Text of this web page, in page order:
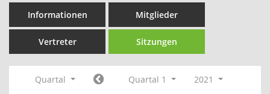
Informationen Mitglieder
Vertreter Sitzungen
Quartal Quartal 1
2021